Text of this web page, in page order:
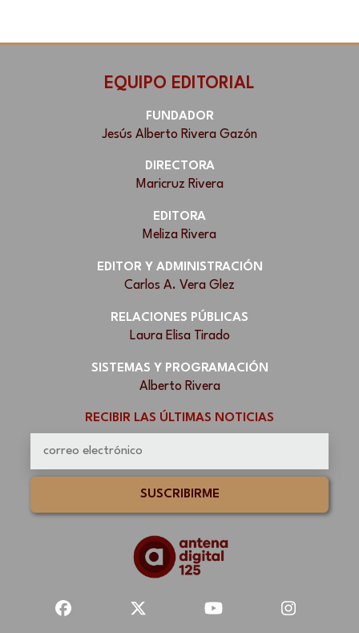
EQUIPO EDITORIAL
FUNDADOR
Jesús Alberto Rivera Gazón
DIRECTORA
Maricruz Rivera
EDITORA
Meliza Rivera
EDITOR Y ADMINISTRACIÓN
Carlos A. Vera Glez
RELACIONES PÚBLICAS
Laura Elisa Tirado
SISTEMAS Y PROGRAMACIÓN
Alberto Rivera
RECIBIR LAS ÚLTIMAS NOTICIAS
SUSCRIBIRME